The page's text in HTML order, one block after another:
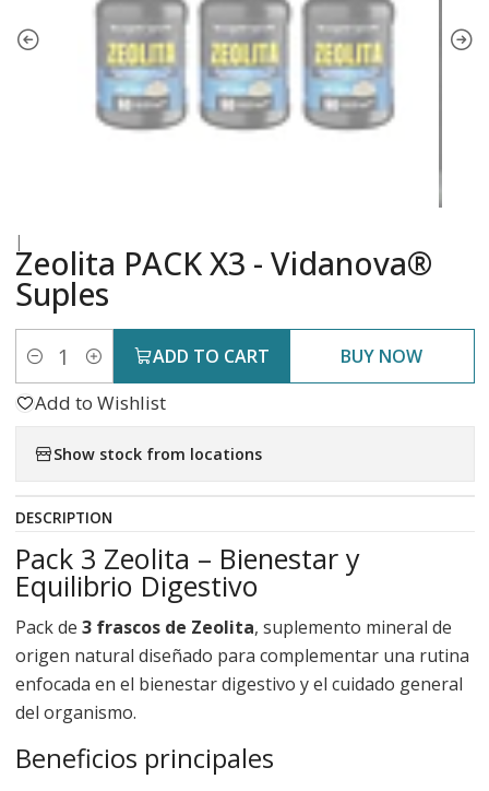
|
Zeolita PACK X3 - Vidanova®
Suples
Quantity ADD TO CART BUY NOW
Add to Wishlist
Show stock from locations
DESCRIPTION
Pack 3 Zeolita – Bienestar y
Equilibrio Digestivo
Pack de 3 frascos de Zeolita, suplemento mineral de
origen natural diseñado para complementar una rutina
enfocada en el bienestar digestivo y el cuidado general
del organismo.
Beneficios principales